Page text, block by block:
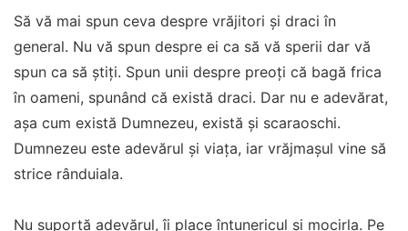
Să vă mai spun ceva despre vrăjitori și draci în
general. Nu vă spun despre ei ca să vă sperii dar vă
spun ca să știți. Spun unii despre preoți că bagă frica
în oameni, spunând că există draci. Dar nu e adevărat,
așa cum există Dumnezeu, există și scaraoschi.
Dumnezeu este adevărul și viața, iar vrăjmașul vine să
strice rânduiala.
Nu suportă adevărul, îi place întunericul și mocirla. Pe